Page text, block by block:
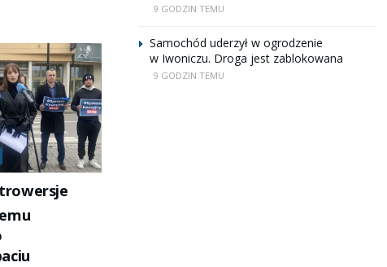
9 GODZIN TEMU
Samochód uderzył w ogrodzenie
w Iwoniczu. Droga jest zablokowana
9 GODZIN TEMU